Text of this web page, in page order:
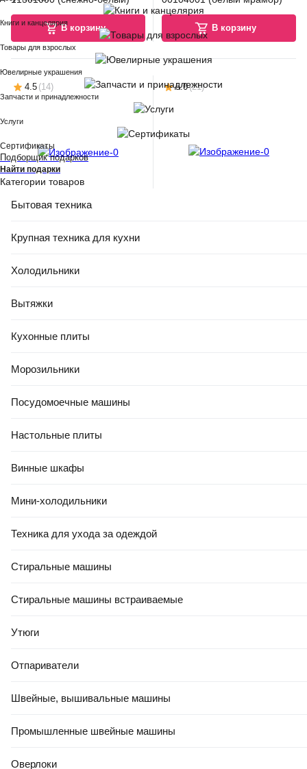
Книги и канцелярия
Товары для взрослых
Ювелирные украшения
Запчасти и принадлежности
Услуги
Сертификаты
Подборщик подарков
Найти подарки
Категории товаров
Бытовая техника
Крупная техника для кухни
Холодильники
Вытяжки
Кухонные плиты
Морозильники
Посудомоечные машины
Настольные плиты
Винные шкафы
Мини-холодильники
Техника для ухода за одеждой
Стиральные машины
Стиральные машины встраиваемые
Утюги
Отпариватели
Швейные, вышивальные машины
Промышленные швейные машины
Оверлоки
В корзину В корзину
4.5 (14)
РАСПРОДАЖА ДО -80%
Зеркало Berossi Viva Ellada
5.0(21)
4.9 ( 17)
Зеркало Berossi Sonata АС
00101001 (белый)
В корзину
4.5( 14 )
30,50 Ҕ
АС 16001000 (белый)
4.9
31